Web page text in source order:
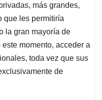
más grandes,
que les permitiría
la gran mayoría de
momento, acceder a
toda vez que sus
de